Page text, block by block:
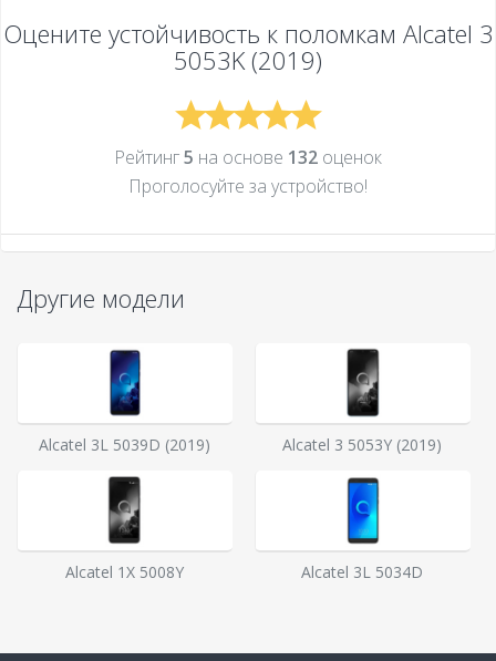
Оцените устойчивость к поломкам Alcatel 3
5053K (2019)
Рейтинг5 на основе 132 оценок
Проголосуйте за устройcтво!
Другие модели
Alcatel 3L 5039D (2019) Alcatel 3 5053Y (2019)
Alcatel 1X 5008Y Alcatel 3L 5034D